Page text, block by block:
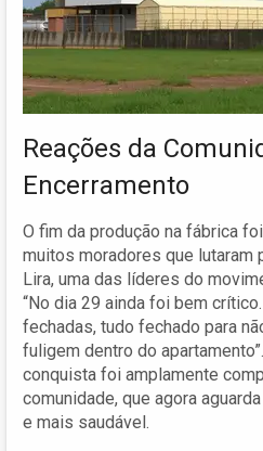
Reações da
Encerramento
O fim da produção na fábrica
muitos moradores que lutaram
Lira, uma das líderes do
“No dia 29 ainda foi bem
fechadas, tudo fechado para
fuligem dentro do
conquista foi amplamente
comunidade, que agora
e mais saudável.